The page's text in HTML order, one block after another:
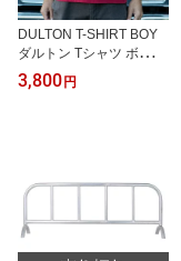
DULTON T-SHIRT BOY
ダルトン Tシャツ ボーイ
新生活 ダルトン DULTO
N T24-0865 T23-0646
3,800 円